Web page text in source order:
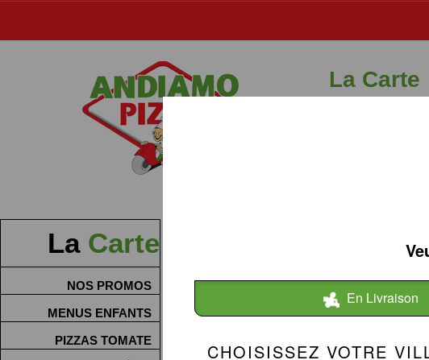
La Carte
La Carte
NOS PROMOS
MENUS ENFANTS
PIZZAS TOMATE